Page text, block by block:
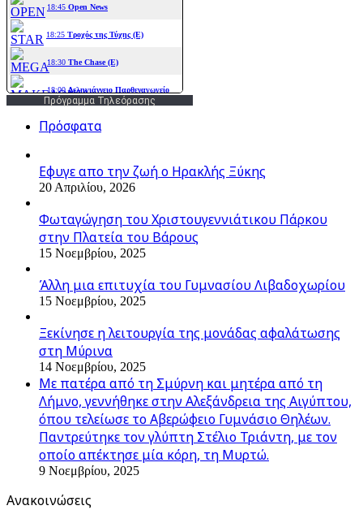
Πρόγραμμα Τηλεόρασης
Πρόσφατα
Εφυγε απο την ζωή o Ηρακλής Ξύκης
20 Απριλίου, 2026
Φωταγώγηση του Χριστουγεννιάτικου Πάρκου
στην Πλατεία του Βάρους
15 Νοεμβρίου, 2025
Άλλη μια επιτυχία του Γυμνασίου Λιβαδοχωρίου
15 Νοεμβρίου, 2025
Ξεκίνησε η λειτουργία της μονάδας αφαλάτωσης
στη Μύρινα
14 Νοεμβρίου, 2025
Με πατέρα από τη Σμύρνη και μητέρα από τη
Λήμνο, γεννήθηκε στην Αλεξάνδρεια της Αιγύπτου,
όπου τελείωσε το Αβερώφειο Γυμνάσιο Θηλέων.
Παντρεύτηκε τον γλύπτη Στέλιο Τριάντη, με τον
οποίο απέκτησε μία κόρη, τη Μυρτώ.
9 Νοεμβρίου, 2025
Ανακοινώσεις